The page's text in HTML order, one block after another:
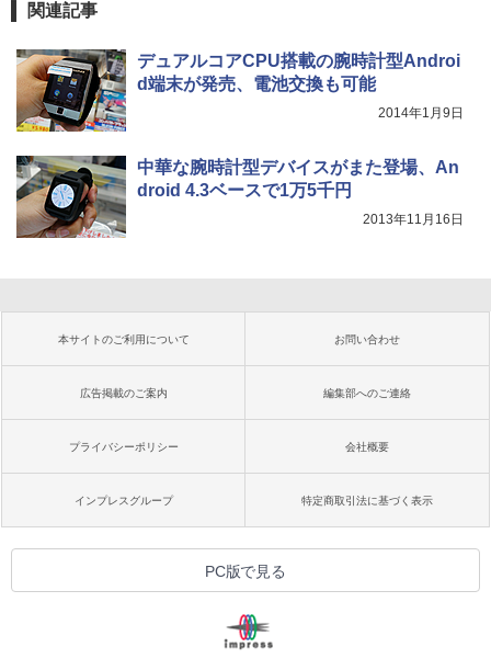
関連記事
デュアルコアCPU搭載の腕時計型Androi
d端末が発売、電池交換も可能
2014年1月9日
中華な腕時計型デバイスがまた登場、An
droid 4.3ベースで1万5千円
2013年11月16日
本サイトのご利用について お問い合わせ
広告掲載のご案内 編集部へのご連絡
プライバシーポリシー 会社概要
インプレスグループ 特定商取引法に基づく表示
PC版で見る